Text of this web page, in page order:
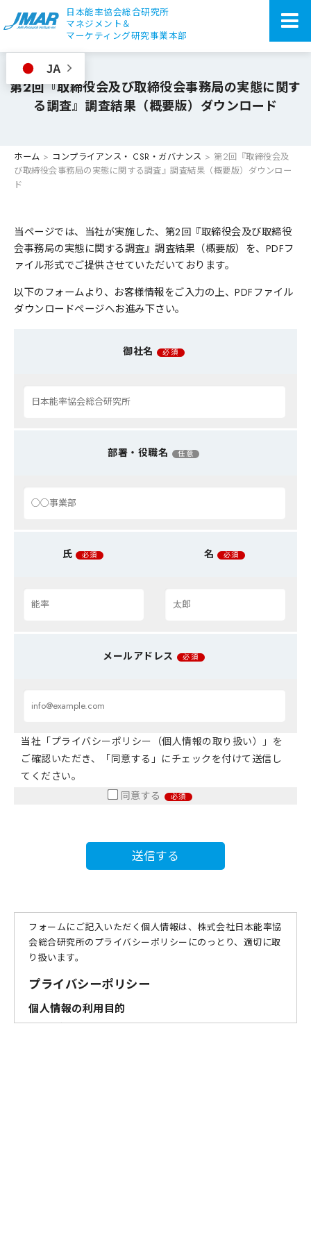
日本能率協会総合研究所
マネジメント＆
マーケティング研究事業本部
第2回『取締役会及び取締役会事務局の実態に関す
る調査』調査結果（概要版）ダウンロード
ホーム > コンプライアンス・ CSR・ガバナンス > 第2回『取締役会及
び取締役会事務局の実態に関する調査』調査結果（概要版）ダウンロー
ド
当ページでは、当社が実施した、第2回『取締役会及び取締役
会事務局の実態に関する調査』調査結果（概要版）を、PDFフ
ァイル形式でご提供させていただいております。
以下のフォームより、お客様情報をご入力の上、PDFファイル
ダウンロードページへお進み下さい。
御社名 必須
部署・役職名 任意
氏 必須 名 必須
メールアドレス 必須
当社「プライバシーポリシー（個人情報の取り扱い）」を
ご確認いただき、「同意する」にチェックを付けて送信し
てください。
同意する
必須
フォームにご記入いただく個人情報は、株式会社日本能率協
会総合研究所のプライバシーポリシーにのっとり、適切に取
り扱います。
プライバシーポリシー
個人情報の利用目的
お問い合わせフォームへご記入いただいたお客様の個人情報
JA